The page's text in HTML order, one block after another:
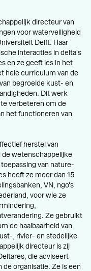
directeur van
voor waterveiligheid
Delft. Haar
interacties in delta's
en ze geeft les in het
hele curriculum van de
begroeide kust- en
Dit werk
verbeteren om de
het functioneren van
herstel van
de wetenschappelijke
van nature-
heeft ze meer dan 15
VN, ngo's
voor wie ze
Ze gebruikt
de haalbaarheid van
, rivier- en stedelijke
directeur is zij
die adviseert
organisatie. Ze is een